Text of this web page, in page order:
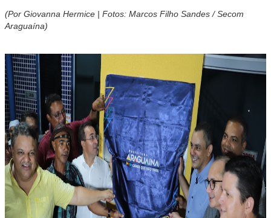
(Por Giovanna Hermice | Fotos: Marcos Filho Sandes / Secom
Araguaína)